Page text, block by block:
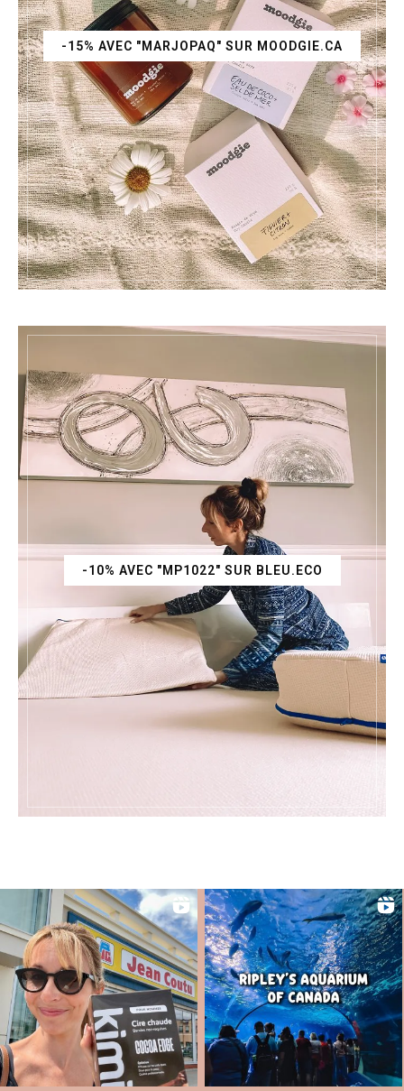
-15% AVEC "MARJOPAQ" SUR MOODGIE.CA
-10% AVEC "MP1022" SUR BLEU.ECO